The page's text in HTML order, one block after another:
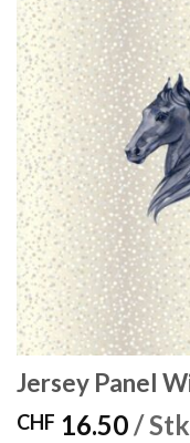
Jersey Panel
CHF 16.50/